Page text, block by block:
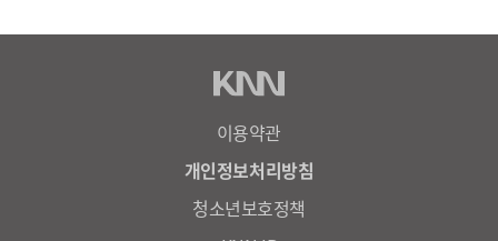
이용약관
개인정보처리방침
청소년보호정책